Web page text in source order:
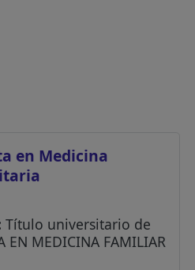
en Medicina
Título universitario de
EN MEDICINA FAMILIAR